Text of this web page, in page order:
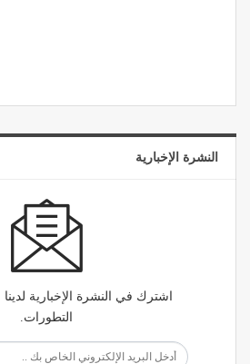
النشرة الإخبارية
اشترك في النشرة الإخبارية
التطورات.